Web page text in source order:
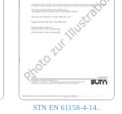
STN EN 61158-4-14..